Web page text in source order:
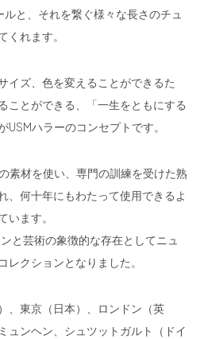
と、それを繋ぐ様々な長さのチュ
くれます。
イズ、色を変えることができるた
ことができる、「一生をともにする
ハラーのコンセプトです。
素材を使い、専門の訓練を受けた熟
、何十年にもわたって使用できるよ
います。
と芸術の象徴的な存在としてニュ
レクションとなりました。
、東京（日本）、ロンドン（英
ュンヘン、シュツットガルト（ドイ